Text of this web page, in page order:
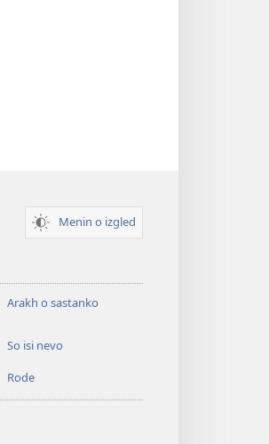
Menin o izgled
Arakh o sastanko
So isi nevo
Rode